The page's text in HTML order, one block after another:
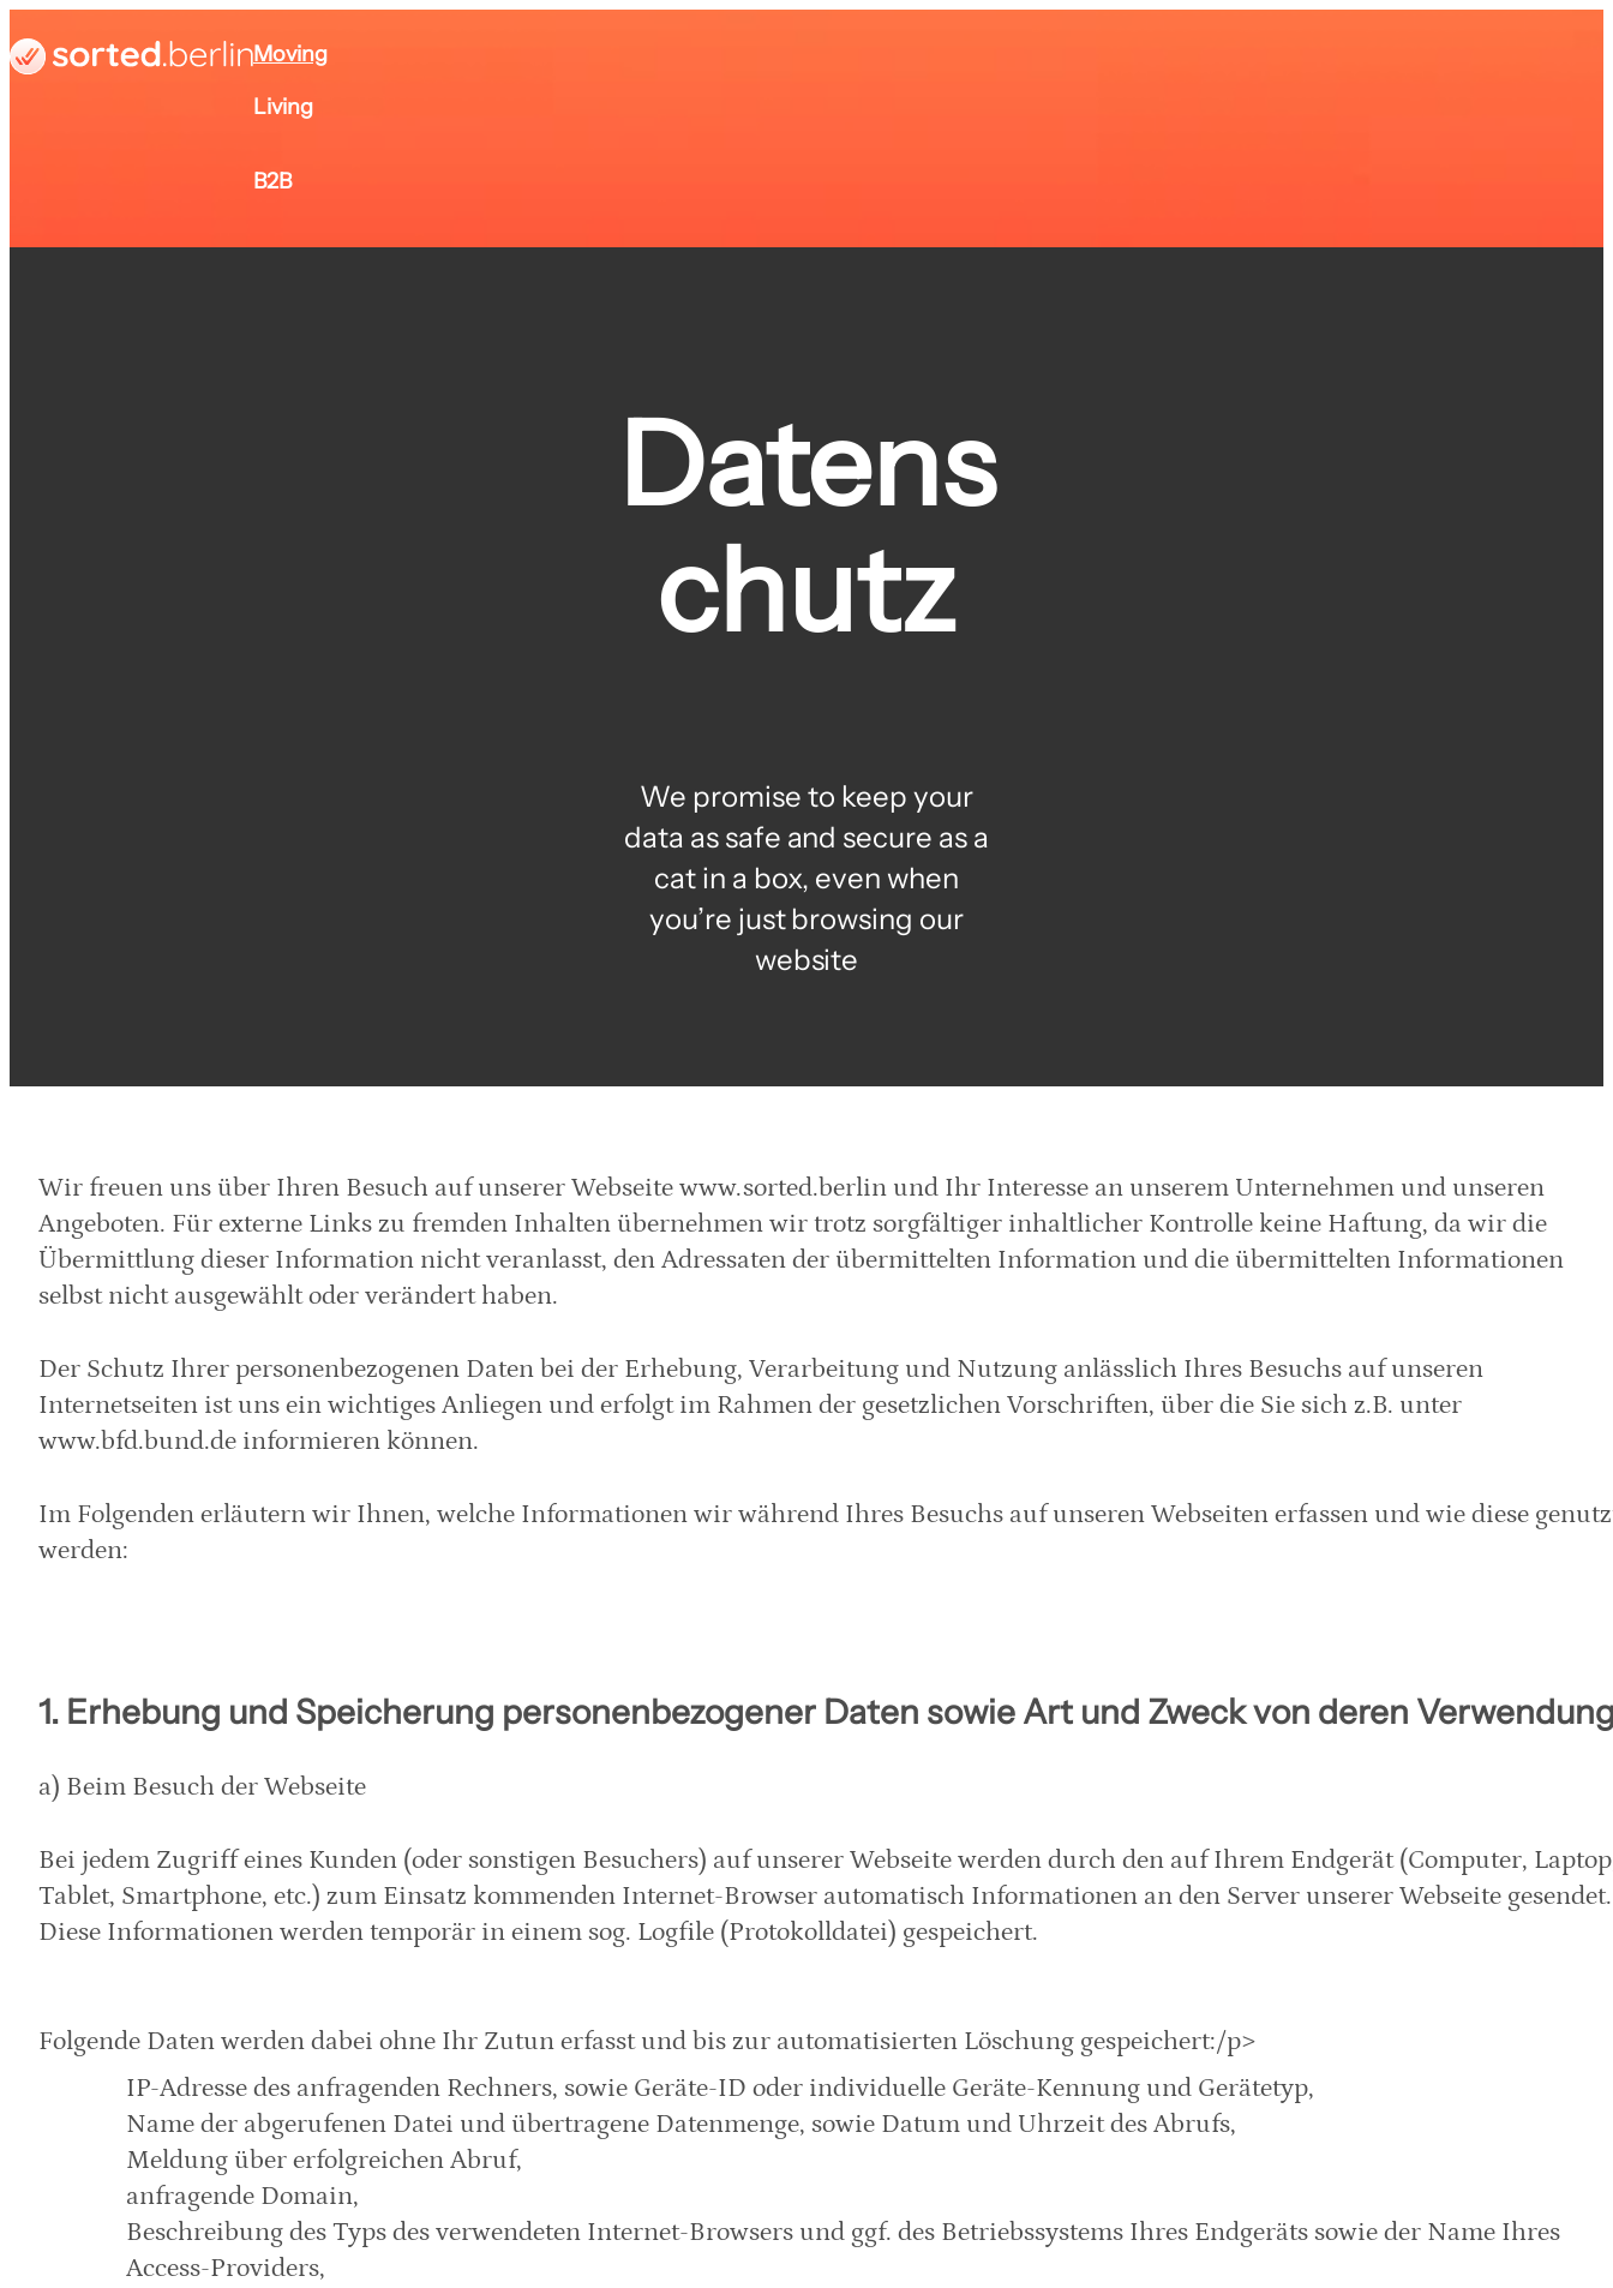
Moving
Living
B2B
Datens
chutz
We promise to keep your
data as safe and secure as a
cat in a box, even when
you’re just browsing our
website
Wir freuen uns über Ihren Besuch auf unserer Webseite www.sorted.berlin und Ihr Interesse an unserem Unternehmen und unseren
Angeboten. Für externe Links zu fremden Inhalten übernehmen wir trotz sorgfältiger inhaltlicher Kontrolle keine Haftung, da wir die
Übermittlung dieser Information nicht veranlasst, den Adressaten der übermittelten Information und die übermittelten Informationen
selbst nicht ausgewählt oder verändert haben.
Der Schutz Ihrer personenbezogenen Daten bei der Erhebung, Verarbeitung und Nutzung anlässlich Ihres Besuchs auf unseren
Internetseiten ist uns ein wichtiges Anliegen und erfolgt im Rahmen der gesetzlichen Vorschriften, über die Sie sich z.B. unter
www.bfd.bund.de informieren können.
Im Folgenden erläutern wir Ihnen, welche Informationen wir während Ihres Besuchs auf unseren Webseiten erfassen und wie diese
werden:
1. Erhebung und Speicherung personenbezogener Daten sowie Art und Zweck von deren
a) Beim Besuch der Webseite
Bei jedem Zugriff eines Kunden (oder sonstigen Besuchers) auf unserer Webseite werden durch den auf Ihrem Endgerät (Computer,
Tablet, Smartphone, etc.) zum Einsatz kommenden Internet-Browser automatisch Informationen an den Server unserer Webseite gesendet.
Diese Informationen werden temporär in einem sog. Logfile (Protokolldatei) gespeichert.
Folgende Daten werden dabei ohne Ihr Zutun erfasst und bis zur automatisierten Löschung gespeichert:/p>
IP-Adresse des anfragenden Rechners, sowie Geräte-ID oder individuelle Geräte-Kennung und Gerätetyp,
Name der abgerufenen Datei und übertragene Datenmenge, sowie Datum und Uhrzeit des Abrufs,
Meldung über erfolgreichen Abruf,
anfragende Domain,
Beschreibung des Typs des verwendeten Internet-Browsers und ggf. des Betriebssystems Ihres Endgeräts sowie der Name Ihres
Access-Providers,